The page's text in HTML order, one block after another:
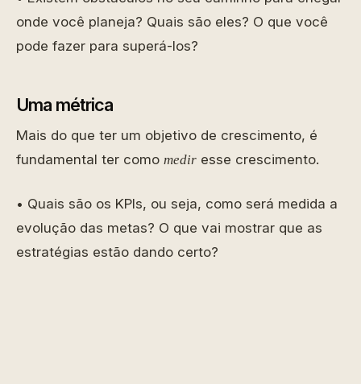
onde você planeja? Quais são eles? O que você
pode fazer para superá-los?
Uma métrica
Mais do que ter um objetivo de crescimento, é
fundamental ter como medir esse crescimento.
• Quais são os KPIs, ou seja, como será medida a
evolução das metas? O que vai mostrar que as
estratégias estão dando certo?